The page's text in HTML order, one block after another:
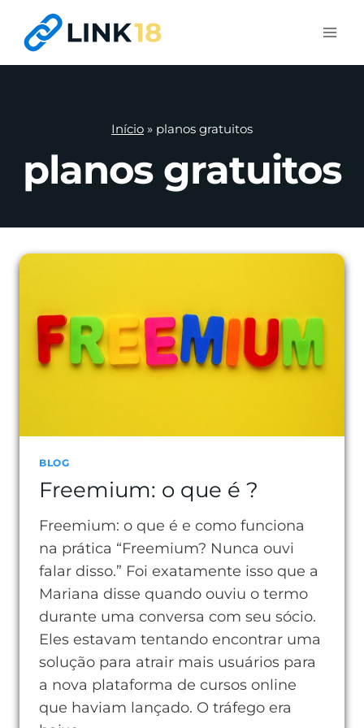
para
Início » planos gratuitos
planos gratuitos
BLOG
Freemium: o que é ?
Freemium: o que é e como funciona
na prática “Freemium? Nunca ouvi
falar disso.” Foi exatamente isso que a
Mariana disse quando ouviu o termo
durante uma conversa com seu sócio.
Eles estavam tentando encontrar uma
solução para atrair mais usuários para
a nova plataforma de cursos online
que haviam lançado. O tráfego era